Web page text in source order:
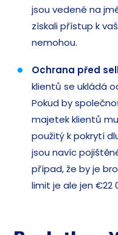
jsou vedené na
získali přístup k
nemohou.
Ochrana před
klientů se ukládá
Pokud by
majetek klientů
použitý k pokrytí
jsou navíc
případ, že by je
limit je ale jen €22